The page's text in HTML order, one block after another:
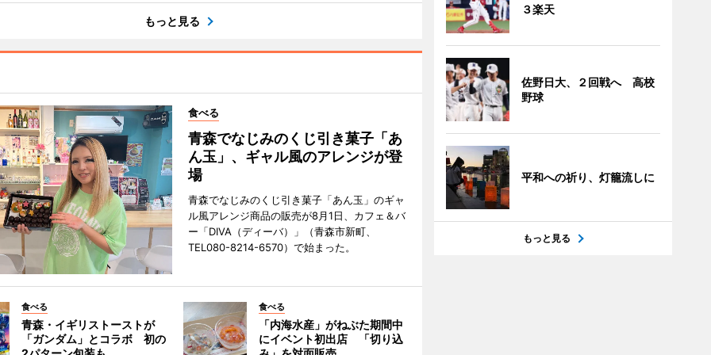
もっと見る
食べる
青森でなじみのくじ引き菓子「あ
ん玉」、ギャル風のアレンジが登
場
青森でなじみのくじ引き菓子「あん玉」のギャ
ル風アレンジ商品の販売が8月1日、カフェ＆バ
ー「DIVA（ディーバ）」（青森市新町、
TEL080-8214-6570）で始まった。
食べる
青森・イギリストーストが
「ガンダム」とコラボ 初の
食べる
「内海水産」がねぶた期間中
にイベント初出店 「切り込
３楽天
佐野日大、２回戦へ 高校
野球
平和への祈り、灯籠流しに
もっと見る